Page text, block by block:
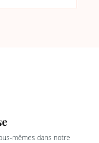
mêmes dans notre